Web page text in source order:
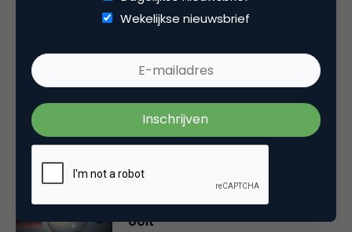
Wake-upcall voor ontwerpers
en merkeigenaren
Creatieve sector als aanjager
van innovatie en ontsluiter en
verbinder van industrieën
belangrijker en urgenter dan
ooit
Wekelijkse nieuwsbrief